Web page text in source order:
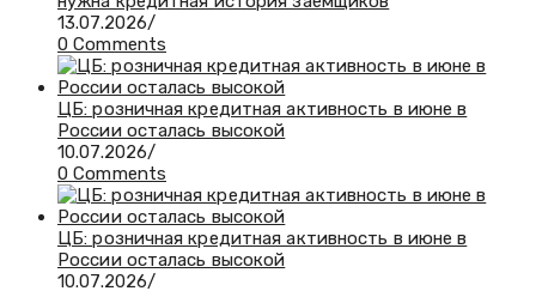
13.07.2026/
0 Comments
ЦБ: розничная кредитная активность в июне в
России осталась высокой
10.07.2026/
0 Comments
ЦБ: розничная кредитная активность в июне в
России осталась высокой
10.07.2026/